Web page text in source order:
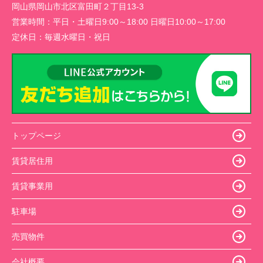
岡山県岡山市北区富田町２丁目13-3
営業時間： 平日・土曜日9:00～18:00 日曜日10:00～17:00
定休日： 毎週水曜日・祝日
トップページ
賃貸居住用
賃貸事業用
駐車場
売買物件